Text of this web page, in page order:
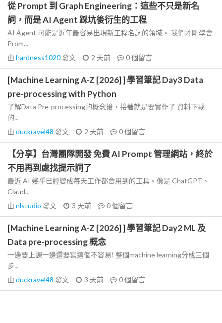
從 Prompt 到 Graph Engineering：這些不只是新名
詞，而是 AI Agent 踩坑後衍生的工程
AI Agent 可能是近年最容易出現新工程名詞的領域。 我們才剛學會
Prom...
由 hardness1020發文 2 天前 0個留言
[Machine Learning A-Z [2026] ] 學習筆記 Day3 Data
pre-processing with Python
了解Data Pre-processing的概念後，接著就是要實作了 資料下載
的...
由 duckravel48 發文 2 天前 0個留言
【分享】台灣團隊開發 免費 AI Prompt 管理網站，終於
不用再到處找提示詞了
最近 AI 幾乎已經變成每天工作都會用到的工具。像是 ChatGPT、
Claud...
由 nlstudio 發文 3 天前 0個留言
[Machine Learning A-Z [2026] ] 學習筆記 Day2 ML 及
Data pre-processing 概念
一邊要上課一邊還要寫這個不容易! 整個machine learning分成三個
步...
由 duckravel48 發文 3 天前 0個留言